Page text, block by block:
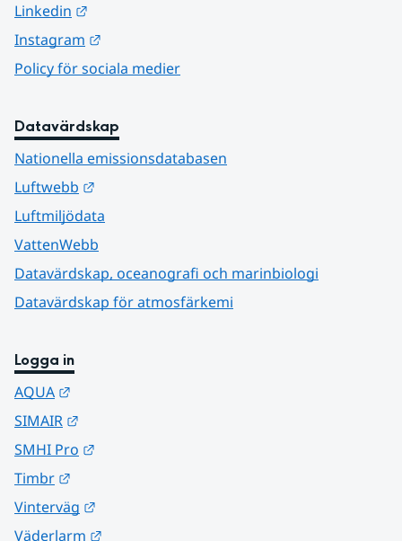
Linkedin
Instagram
Policy för sociala medier
Datavärdskap
Nationella emissionsdatabasen
Luftwebb
Luftmiljödata
VattenWebb
Datavärdskap, oceanografi och marinbiologi
Datavärdskap för atmosfärkemi
Logga in
AQUA
SIMAIR
SMHI Pro
Timbr
Vinterväg
Väderlarm